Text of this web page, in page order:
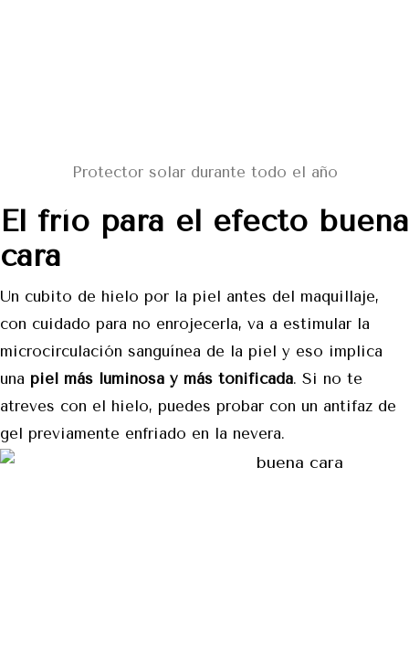
Protector solar durante todo el año
El frío para el efecto buena
cara
Un cubito de hielo por la piel antes del maquillaje,
con cuidado para no enrojecerla, va a estimular la
microcirculación sanguínea de la piel y eso implica
una piel más luminosa y más tonificada. Si no te
atreves con el hielo, puedes probar con un antifaz de
gel previamente enfriado en la nevera.